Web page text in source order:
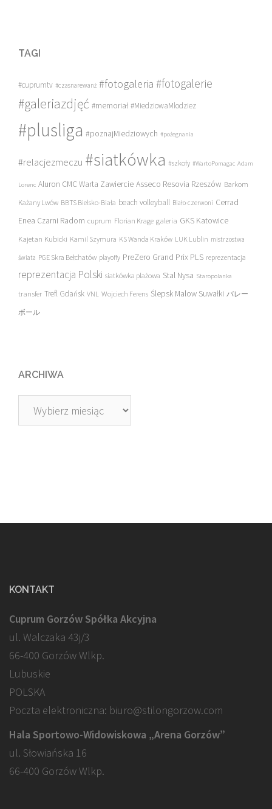
TAGI
#cuprumtv #czasnarewanż #fotogaleria #fotogalerie
#galeriazdjęć #memoriał #MiedziowaMlodziez
#plusliga #poznajMiedziowych #pożegnania
#relacjezmeczu #siatkówka #szkoły #WartoPomagac Adam
Lorenc Aluron CMC Warta Zawiercie Asseco Resovia Rzeszów Barkom
Każany Lwów BBTS Bielsko-Biała beach volleyball Biało-czerwoni Cerrad
Enea Czarni Radom cuprum Florian Krage galeria GKS Katowice
Kajetan Kubicki Kamil Szymura KS Wanda Kraków LUK Lublin mistrzostwa
świata PGE Skra Bełchatów playoffy PreZero Grand Prix PLS reprezentacja
reprezentacja Polski siatkówka plażowa Stal Nysa Staropolanka
transfer Trefl Gdańsk VNL Wojciech Ferens Ślepsk Malow Suwałki バレー
ボール
ARCHIWA
Archiwa
KONTAKT
Cuprum Gorzów Spółka Akcyjna
ul. Walczaka 43j/3
66-400 Gorzów Wlkp.
Lubuskie
POLSKA
Poczta elektroniczna: biuro@stilongorzow.com
Hala Sportowo-Widowiskowa „Arena Gorzów”
ul. Słowiańska 16
66-400 Gorzów Wlkp.